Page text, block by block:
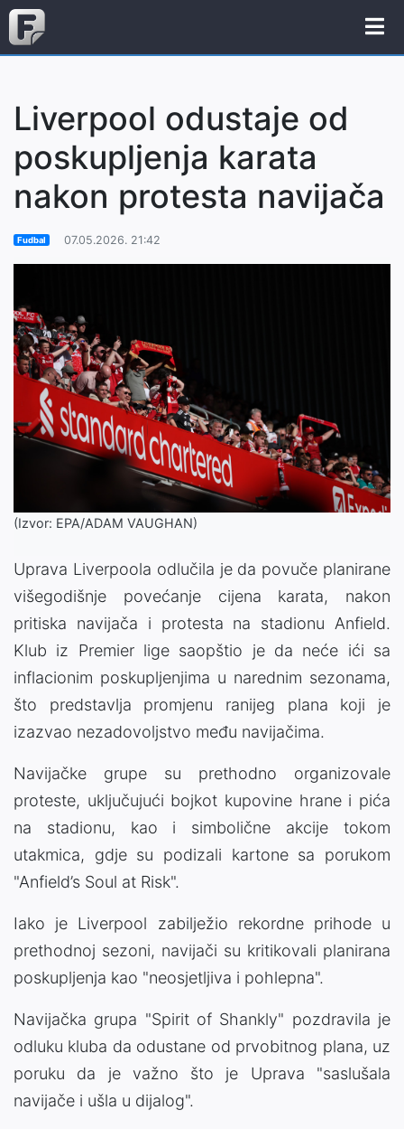
Liverpool odustaje od
poskupljenja karata
nakon protesta navijača
Fudbal 07.05.2026. 21:42
(Izvor: EPA/ADAM VAUGHAN)
Uprava Liverpoola odlučila je da povuče planirane
višegodišnje povećanje cijena karata, nakon
pritiska navijača i protesta na stadionu Anfield.
Klub iz Premier lige saopštio je da neće ići sa
inflacionim poskupljenjima u narednim sezonama,
što predstavlja promjenu ranijeg plana koji je
izazvao nezadovoljstvo među navijačima.
Navijačke grupe su prethodno organizovale
proteste, uključujući bojkot kupovine hrane i pića
na stadionu, kao i simbolične akcije tokom
utakmica, gdje su podizali kartone sa porukom
"Anfield’s Soul at Risk".
Iako je Liverpool zabilježio rekordne prihode u
prethodnoj sezoni, navijači su kritikovali planirana
poskupljenja kao "neosjetljiva i pohlepna".
Navijačka grupa "Spirit of Shankly" pozdravila je
odluku kluba da odustane od prvobitnog plana, uz
poruku da je važno što je Uprava "saslušala
navijače i ušla u dijalog".